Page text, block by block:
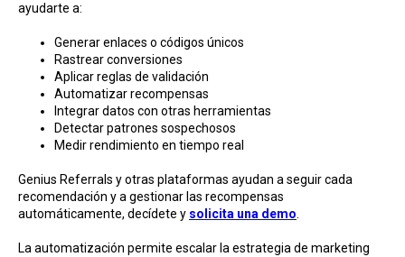
ayudarte a:
Generar enlaces o códigos únicos
Rastrear conversiones
Aplicar reglas de validación
Automatizar recompensas
Integrar datos con otras herramientas
Detectar patrones sospechosos
Medir rendimiento en tiempo real
Genius Referrals y otras plataformas ayudan a seguir cada
recomendación y a gestionar las recompensas
automáticamente, decídete y solicita una demo.
La automatización permite escalar la estrategia de marketing